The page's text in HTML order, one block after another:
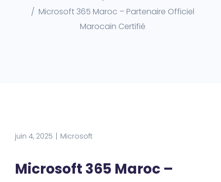
Microsoft 365 Maroc – Partenaire Officiel
Marocain Certifié
juin 4, 2025 Microsoft
Microsoft 365 Maroc –